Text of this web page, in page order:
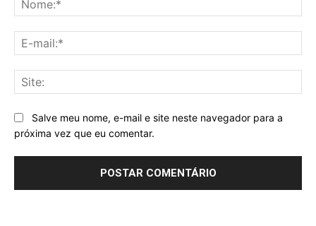
Salve meu nome, e-mail e site neste navegador para a
próxima vez que eu comentar.